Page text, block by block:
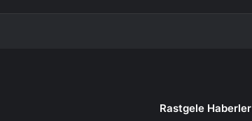
Rastgele Haberler